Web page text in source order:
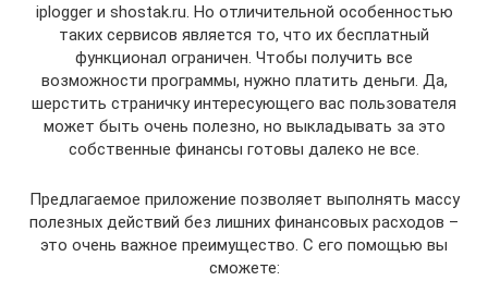
iplogger и shostak.ru. Но отличительной особенностью
таких сервисов является то, что их бесплатный
функционал ограничен. Чтобы получить все
возможности программы, нужно платить деньги. Да,
шерстить страничку интересующего вас пользователя
может быть очень полезно, но выкладывать за это
собственные финансы готовы далеко не все.
Предлагаемое приложение позволяет выполнять массу
полезных действий без лишних финансовых расходов –
это очень важное преимущество. С его помощью вы
сможете: